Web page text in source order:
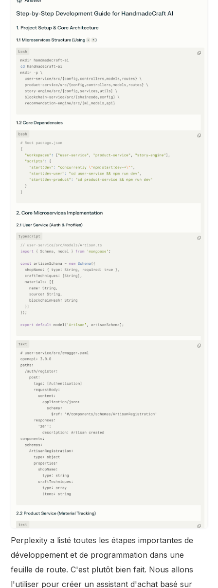
Perplexity a listé toutes les étapes importantes de
développement et de programmation dans une
feuille de route. C'est plutôt bien fait. Nous allons
l'utiliser pour créer un assistant d'achat basé sur